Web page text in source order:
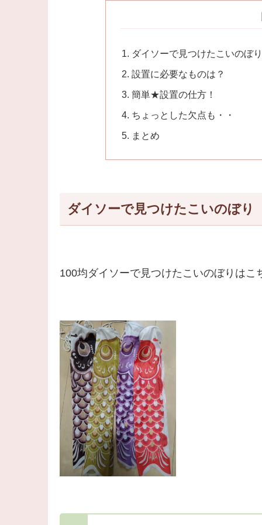
ダイソーで見つけたこいのぼり
設置に必要なものは？
簡単★設置の仕方！
ちょっとした欠点も・・
まとめ
ダイソーで見つけたこいのぼり
100均ダイソーで見つけたこいのぼりは